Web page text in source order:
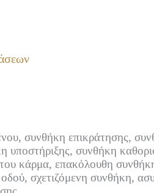
συνθήκη επικράτησης,
συνθήκη
κάρμα, επακόλουθη
σχετιζόμενη συνθήκη,